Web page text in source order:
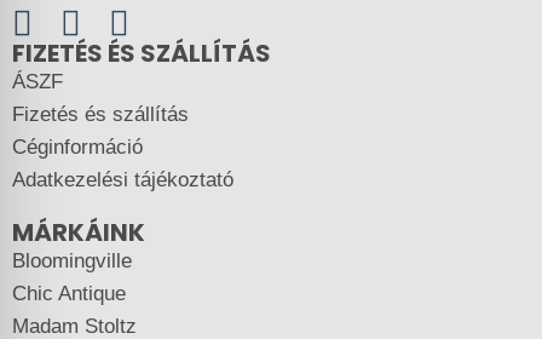
FIZETÉS ÉS SZÁLLÍTÁS
ÁSZF
Fizetés és szállítás
Céginformáció
Adatkezelési tájékoztató
MÁRKÁINK
Bloomingville
Chic Antique
Madam Stoltz